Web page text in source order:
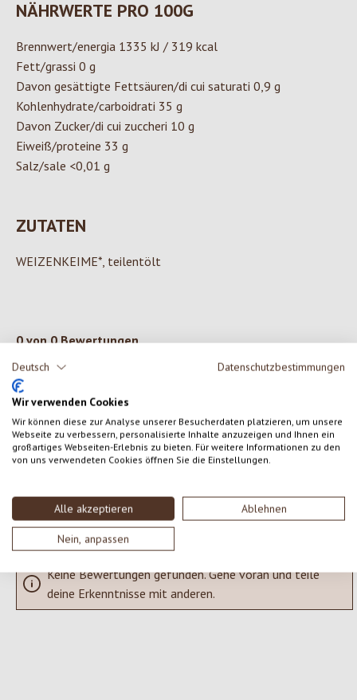
Deutsch Datenschutzbestimmungen
Wir verwenden Cookies
Wir können diese zur Analyse unserer Besucherdaten platzieren, um unsere
Webseite zu verbessern, personalisierte Inhalte anzuzeigen und Ihnen ein
großartiges Webseiten-Erlebnis zu bieten. Für weitere Informationen zu den
von uns verwendeten Cookies öffnen Sie die Einstellungen.
Alle akzeptieren Ablehnen
Nein, anpassen
NÄHRWERTE PRO 100G
Brennwert/energia 1335 kJ / 319 kcal
Fett/grassi 0 g
Davon gesättigte Fettsäuren/di cui saturati 0,9 g
Kohlenhydrate/carboidrati 35 g
Davon Zucker/di cui zuccheri 10 g
Eiweiß/proteine 33 g
Salz/sale <0,01 g
ZUTATEN
WEIZENKEIME*, teilentölt
0 von 0 Bewertungen
Durchschnittliche Bewertung von 0 von 5 Sternen
Gib eine Bewertung ab!
Teile deine Erfahrungen mit dem Produkt mit anderen Kunden.
SCHREIBE EINE BEWERTUNG
Bewertungen nur in der aktuellen Sprache anzeigen.
Keine Bewertungen gefunden. Gehe voran und teile
deine Erkenntnisse mit anderen.